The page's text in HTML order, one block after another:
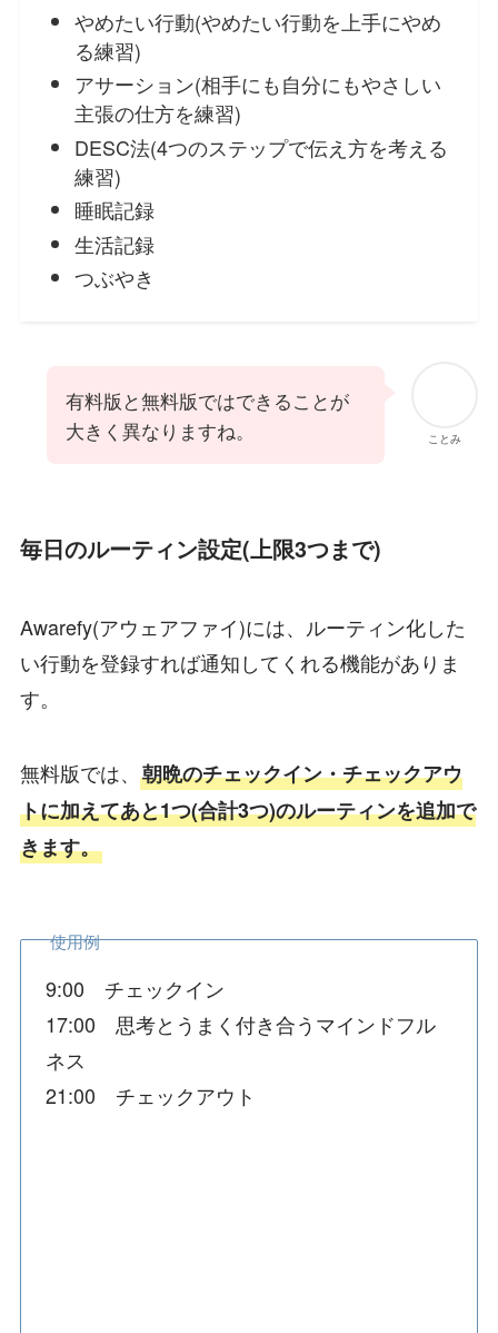
やめたい行動(やめたい行動を上手にやめ
る練習)
アサーション(相手にも自分にもやさしい
主張の仕方を練習)
DESC法(4つのステップで伝え方を考える
練習)
睡眠記録
生活記録
つぶやき
ことみ
有料版と無料版ではできることが
大きく異なりますね。
毎日のルーティン設定(上限3つまで)
Awarefy(アウェアファイ)には、ルーティン化した
い行動を登録すれば通知してくれる機能がありま
す。
無料版では、 朝晩のチェックイン・チェックアウ
トに加えてあと1つ(合計3つ)のルーティンを追加で
きます。
使用例
9:00 チェックイン
17:00 思考とうまく付き合うマインドフル
ネス
21:00 チェックアウト